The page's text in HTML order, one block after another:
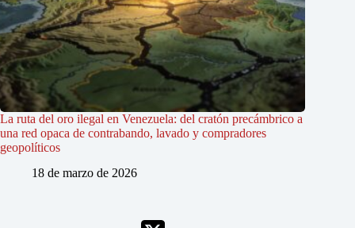
La ruta del oro ilegal en Venezuela: del cratón precámbrico a
una red opaca de contrabando, lavado y compradores
geopolíticos
18 de marzo de 2026